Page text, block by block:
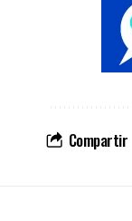
Compartir